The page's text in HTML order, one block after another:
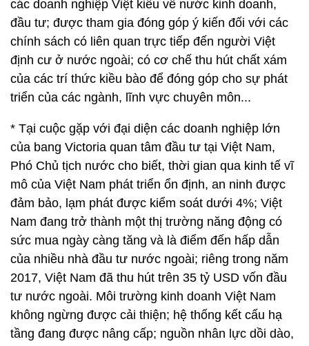
các doanh nghiệp Việt kiều về nước kinh doanh,
đầu tư; được tham gia đóng góp ý kiến đối với các
chính sách có liên quan trực tiếp đến người Việt
định cư ở nước ngoài; có cơ chế thu hút chất xám
của các trí thức kiều bào để đóng góp cho sự phát
triển của các ngành, lĩnh vực chuyên môn...
* Tại cuộc gặp với đại diện các doanh nghiệp lớn
của bang Victoria quan tâm đầu tư tại Việt Nam,
Phó Chủ tịch nước cho biết, thời gian qua kinh tế vĩ
mô của Việt Nam phát triển ổn định, an ninh được
đảm bảo, lạm phát được kiểm soát dưới 4%; Việt
Nam đang trở thành một thị trường năng động có
sức mua ngày càng tăng và là điểm đến hấp dẫn
của nhiều nhà đầu tư nước ngoài; riêng trong năm
2017, Việt Nam đã thu hút trên 35 tỷ USD vốn đầu
tư nước ngoài. Môi trường kinh doanh Việt Nam
không ngừng được cải thiện; hệ thống kết cấu hạ
tầng đang được nâng cấp; nguồn nhân lực dồi dào,